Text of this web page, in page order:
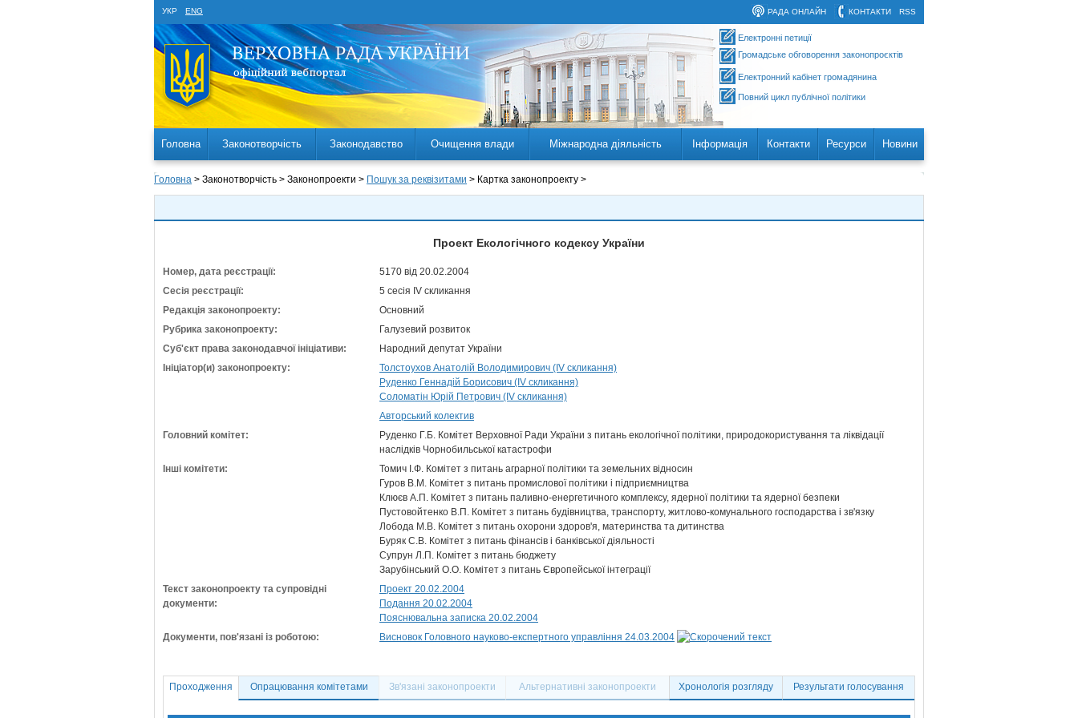
УКР ENG RSS
КОНТАКТИ
РАДА ОНЛАЙН
Електронні петиції
Громадське обговорення законопроєктів
Електронний кабінет громадянина
Повний цикл публічної політики
Головна Законотворчість Законодавство Очищення влади Міжнародна діяльність Інформація Контакти Ресурси Новини
Головна > Законотворчість > Законопроекти > Пошук за реквізитами > Картка законопроекту >
Проект Екологічного кодексу України
Номер, дата реєстрації:
5170 від 20.02.2004
Сесія реєстрації:
5 сесія IV скликання
Редакція законопроекту:
Основний
Рубрика законопроекту:
Галузевий розвиток
Суб'єкт права законодавчої ініціативи:
Народний депутат України
Ініціатор(и) законопроекту:
Толстоухов Анатолій Володимирович (IV скликання)
Руденко Геннадій Борисович (IV скликання)
Соломатін Юрій Петрович (IV скликання)
Авторський колектив
Головний комітет:
Руденко Г.Б. Комітет Верховної Ради України з питань екологічної політики, природокористування та ліквідації
наслідків Чорнобильської катастрофи
Інші комітети:
Томич І.Ф. Комітет з питань аграрної політики та земельних відносин
Гуров В.М. Комітет з питань промислової політики і підприємництва
Клюєв А.П. Комітет з питань паливно-енергетичного комплексу, ядерної політики та ядерної безпеки
Пустовойтенко В.П. Комітет з питань будівництва, транспорту, житлово-комунального господарства і зв'язку
Лобода М.В. Комітет з питань охорони здоров'я, материнства та дитинства
Буряк С.В. Комітет з питань фінансів і банківської діяльності
Супрун Л.П. Комітет з питань бюджету
Зарубінський О.О. Комітет з питань Європейської інтеграції
Текст законопроекту та супровідні
документи:
Проект 20.02.2004
Подання 20.02.2004
Пояснювальна записка 20.02.2004
Документи, пов'язані із роботою:
Висновок Головного науково-експертного управління 24.03.2004
Проходження Опрацювання комітетами Зв'язані законопроекти Альтернативні законопроекти Хронологія розгляду Результати голосування